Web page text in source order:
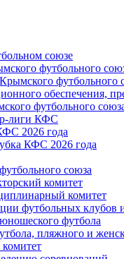
союзе
футбольного
футбольного
обеспечения,
футбольного
лиги КФС
2026 года
КФС 2026 года
союза
комитет
комитет
футбольных клубов
футбола
пляжного и